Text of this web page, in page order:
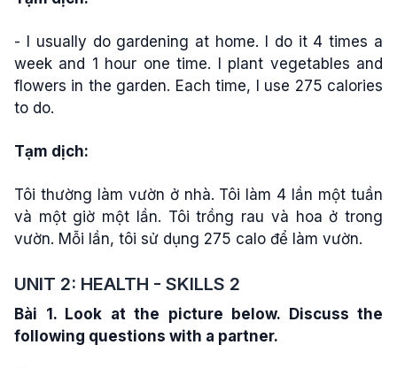
- I usually do gardening at home. I do it 4 times a
week and 1 hour one time. I plant vegetables and
flowers in the garden. Each time, I use 275 calories
to do.
Tạm dịch:
Tôi thường làm vườn ở nhà. Tôi làm 4 lần một tuần
và một giờ một lần. Tôi trồng rau và hoa ở trong
vườn. Mỗi lần, tôi sử dụng 275 calo để làm vườn.
UNIT 2: HEALTH - SKILLS 2
Bài 1. Look at the picture below. Discuss the
following questions with a partner.